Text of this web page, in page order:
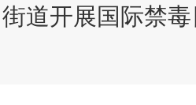
街道开展国际禁